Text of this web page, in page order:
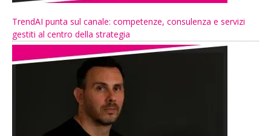
TrendAI punta sul canale: competenze, consulenza e servizi
gestiti al centro della strategia